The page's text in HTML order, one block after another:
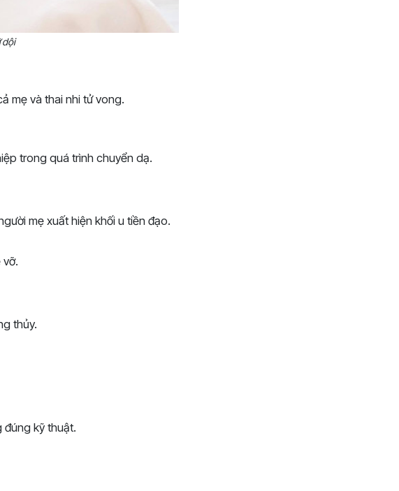
dội
mẹ và thai nhi tử vong.
trong quá trình chuyển dạ.
mẹ xuất hiện khối u tiền đạo.
vỡ.
thủy.
kỹ thuật.